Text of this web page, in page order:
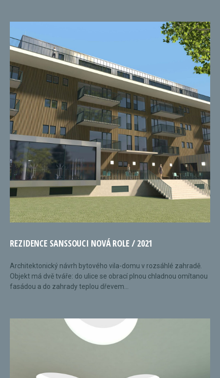
REZIDENCE SANSSOUCI NOVÁ ROLE / 2021
Architektonický návrh bytového vila-domu v rozsáhlé zahradě.
Objekt má dvě tváře: do ulice se obrací plnou chladnou omítanou
fasádou a do zahrady teplou dřevem...